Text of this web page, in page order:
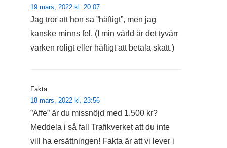
19 mars, 2022 kl. 20:07
Jag tror att hon sa ”häftigt”, men jag
kanske minns fel. (I min värld är det tyvärr
varken roligt eller häftigt att betala skatt.)
Fakta
18 mars, 2022 kl. 23:56
”Affe” är du missnöjd med 1.500 kr?
Meddela i så fall Trafikverket att du inte
vill ha ersättningen! Fakta är att vi lever i